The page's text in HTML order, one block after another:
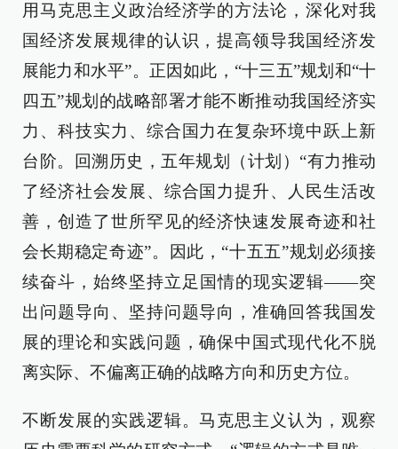
用马克思主义政治经济学的方法论，深化对我
国经济发展规律的认识，提高领导我国经济发
展能力和水平”。正因如此，“十三五”规划和“十
四五”规划的战略部署才能不断推动我国经济实
力、科技实力、综合国力在复杂环境中跃上新
台阶。回溯历史，五年规划（计划）“有力推动
了经济社会发展、综合国力提升、人民生活改
善，创造了世所罕见的经济快速发展奇迹和社
会长期稳定奇迹”。因此，“十五五”规划必须接
续奋斗，始终坚持立足国情的现实逻辑——突
出问题导向、坚持问题导向，准确回答我国发
展的理论和实践问题，确保中国式现代化不脱
离实际、不偏离正确的战略方向和历史方位。
不断发展的实践逻辑。马克思主义认为，观察